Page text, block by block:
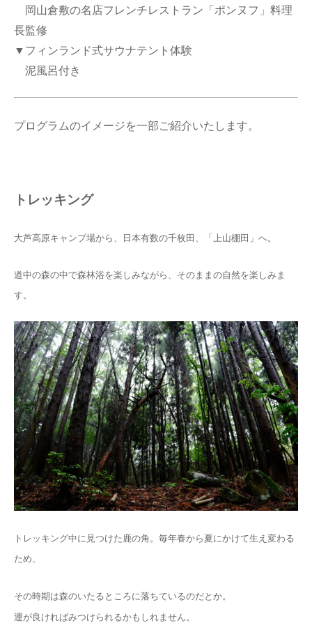
岡山倉敷の名店フレンチレストラン「ポンヌフ」料理
長監修
▼フィンランド式サウナテント体験
泥風呂付き
プログラムのイメージを一部ご紹介いたします。
トレッキング
大芦高原キャンプ場から、日本有数の千枚田、「上山棚田」へ。
道中の森の中で森林浴を楽しみながら、そのままの自然を楽しみま
す。
トレッキング中に見つけた鹿の角。毎年春から夏にかけて生え変わる
ため、
その時期は森のいたるところに落ちているのだとか。
運が良ければみつけられるかもしれません。